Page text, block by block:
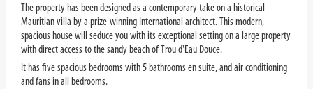
The property has been designed as a contemporary take on a historical
Mauritian villa by a prize-winning International architect. This modern,
spacious house will seduce you with its exceptional setting on a large property
with direct access to the sandy beach of Trou d'Eau Douce.
It has five spacious bedrooms with 5 bathrooms en suite, and air conditioning
and fans in all bedrooms.